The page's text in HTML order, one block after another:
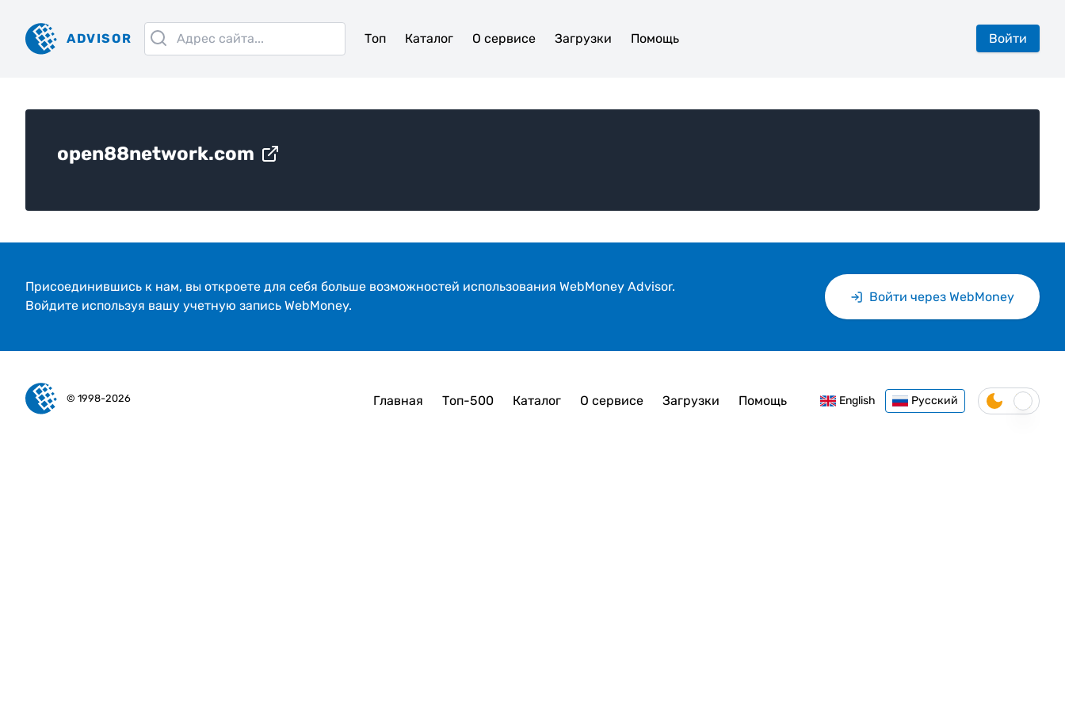
ADVISOR Топ Каталог О сервисе Загрузки Помощь Войти
open88network.com
Присоединившись к нам, вы откроeте для себя больше возможностей использования WebMoney Advisor.
Войдите используя вашу учетную запись WebMoney.
Войти через WebMoney
© 1998-2026 Главная Топ-500 Каталог О сервисе Загрузки Помощь English Русский